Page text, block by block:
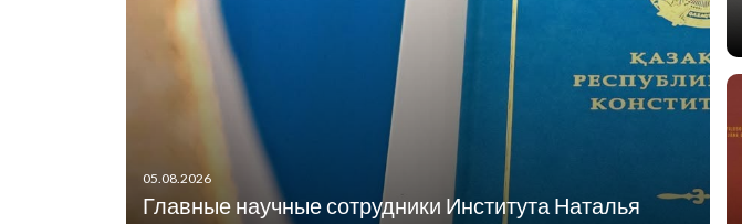
05.08.2026
Главные научные сотрудники Института Наталья